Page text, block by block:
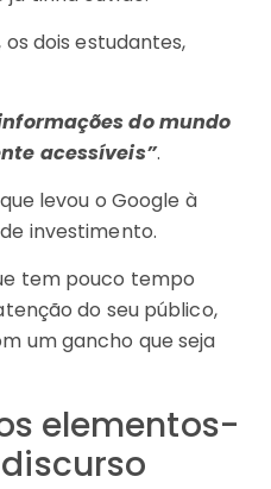
os dois estudantes,
do mundo
acessíveis”.
levou o Google à
investimento.
tem pouco tempo
do seu público,
um gancho que seja
elementos-